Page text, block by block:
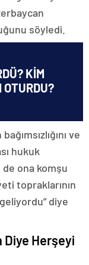
söyledi.
KİM
OTURDU?
ve
hukuk
de ona komşu
topraklarının
diye
Diye Herşeyi